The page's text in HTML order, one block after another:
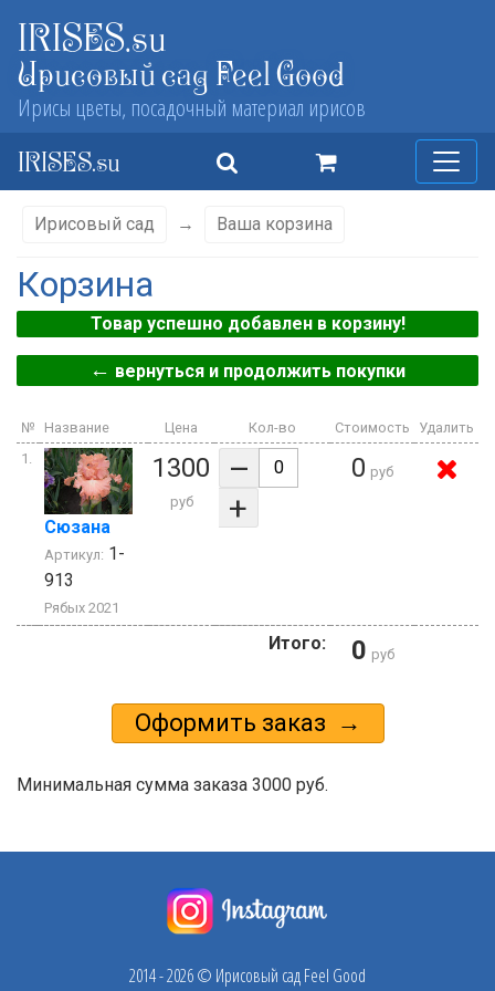
IRISES.su
Ирисовый сад Feel Good
Ирисы цветы, посадочный материал ирисов
IRISES.su
Ирисовый сад → Ваша корзина
Корзина
Товар успешно добавлен в корзину!
← вернуться и продолжить покупки
№ Название Цена Кол-во Стоимость
Удалить
1.
Сюзана
Артикул: 1-
913
Рябых 2021
1300
руб
–
+
0 руб
Итого: 0 руб
Минимальная сумма заказа 3000 руб.
2014 - 2026 © Ирисовый сад Feel Good